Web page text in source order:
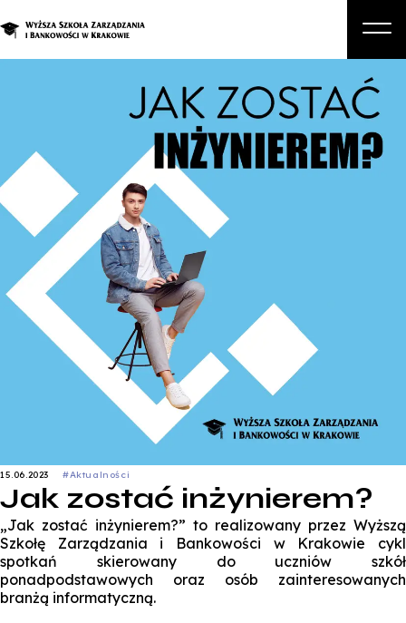
O nas
Studia
Studia podyplomowe i kursy
Zapisz się na studia
15.06.2023 #Aktualności
Jak zostać inżynierem?
„Jak zostać inżynierem?” to realizowany przez Wyższą
Szkołę Zarządzania i Bankowości w Krakowie cykl
spotkań skierowany do uczniów szkół
ponadpodstawowych oraz osób zainteresowanych
branżą informatyczną.